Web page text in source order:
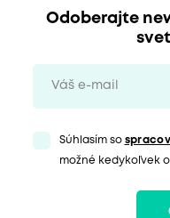
Odoberajte
Súhlasím so
možné kedykoľvek